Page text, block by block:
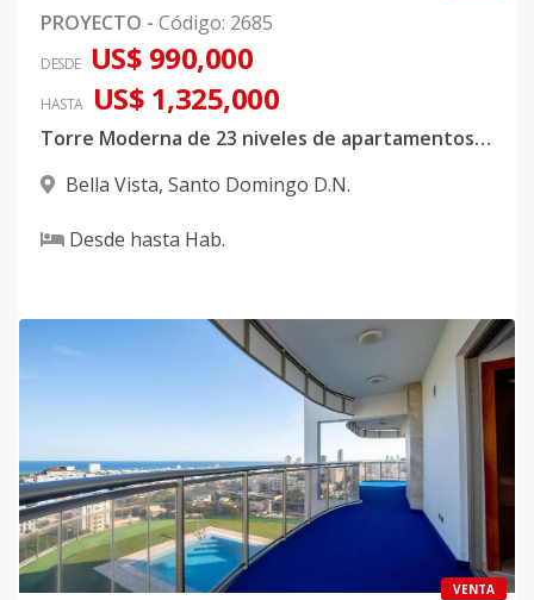
PROYECTO - Código: 2685
DESDE US$ 990,000
HASTA US$ 1,325,000
Torre Moderna de 23 niveles de apartamentos, proyectados a 2 apartamentos por nivel.
Bella Vista, Santo Domingo D.N.
Desde hasta Hab.
VENTA